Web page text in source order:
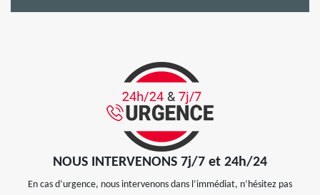
NOUS INTERVENONS 7j/7 et 24h/24
En cas d’urgence, nous intervenons dans l’immédiat, n’hésitez pas